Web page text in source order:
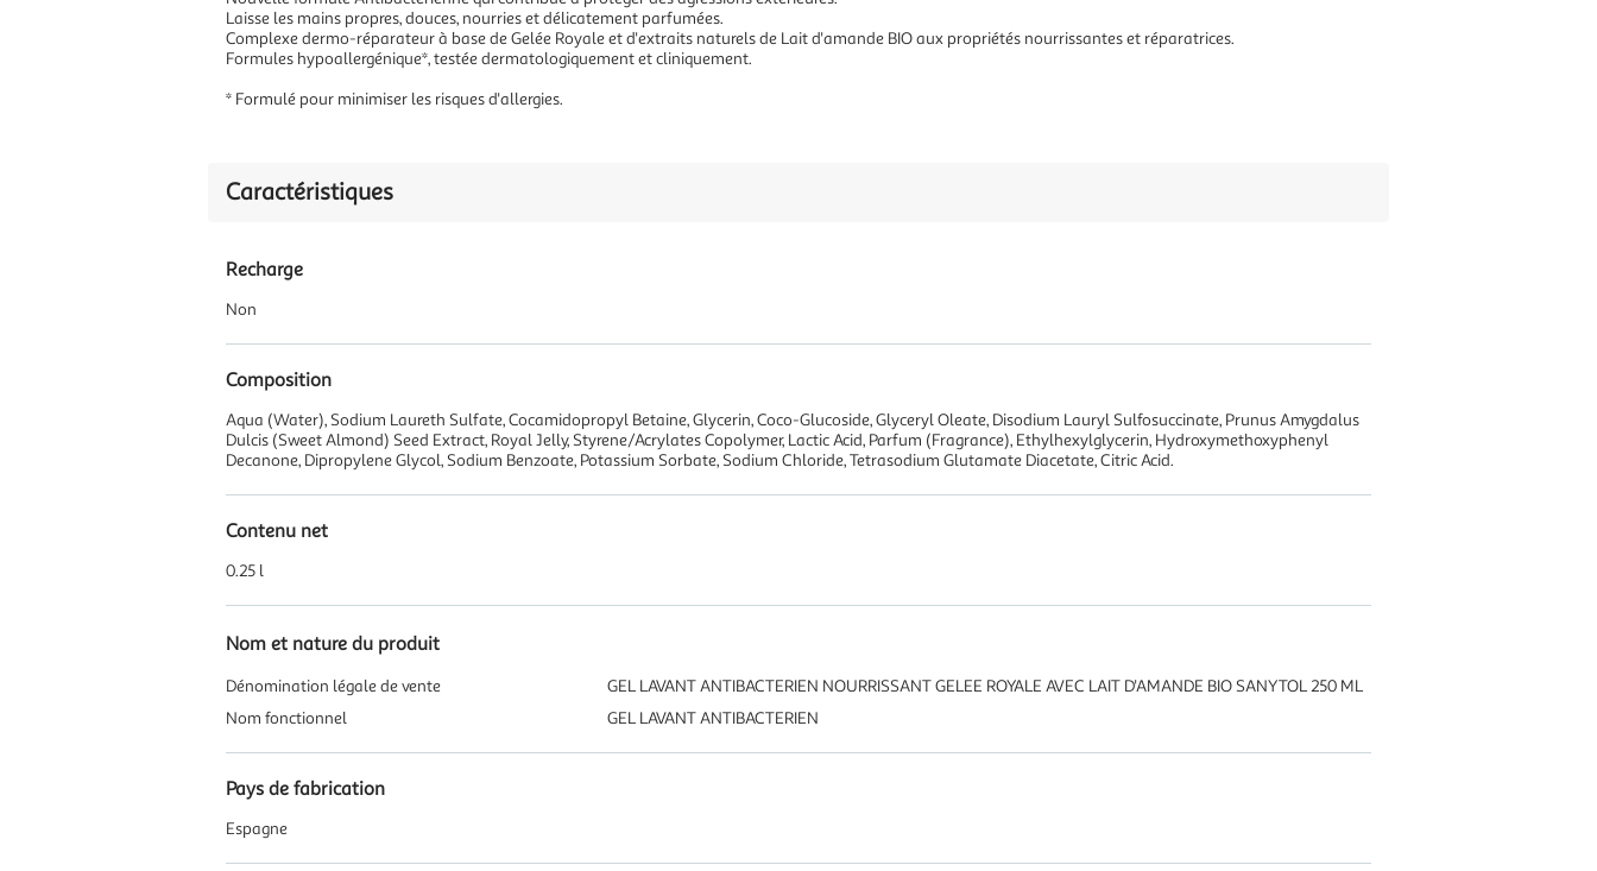
Laisse les mains propres, douces, nourries et délicatement parfumées.
Complexe dermo-réparateur à base de Gelée Royale et d'extraits naturels de Lait d'amande BIO aux propriétés nourrissantes et réparatrices.
Formules hypoallergénique*, testée dermatologiquement et cliniquement.
* Formulé pour minimiser les risques d'allergies.
Caractéristiques
Recharge
Non
Composition
Aqua (Water), Sodium Laureth Sulfate, Cocamidopropyl Betaine, Glycerin, Coco-Glucoside, Glyceryl Oleate, Disodium Lauryl Sulfosuccinate, Prunus Amygdalus
Dulcis (Sweet Almond) Seed Extract, Royal Jelly, Styrene/Acrylates Copolymer, Lactic Acid, Parfum (Fragrance), Ethylhexylglycerin, Hydroxymethoxyphenyl
Decanone, Dipropylene Glycol, Sodium Benzoate, Potassium Sorbate, Sodium Chloride, Tetrasodium Glutamate Diacetate, Citric Acid.
Contenu net
0.25 l
Nom et nature du produit
Dénomination légale de vente
GEL LAVANT ANTIBACTERIEN NOURRISSANT GELEE ROYALE AVEC LAIT D'AMANDE BIO SANYTOL 250 ML
Nom fonctionnel
GEL LAVANT ANTIBACTERIEN
Pays de fabrication
Espagne